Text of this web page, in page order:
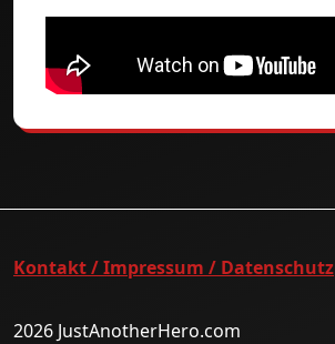
Kontakt / Impressum / Datenschutz
2026 JustAnotherHero.com